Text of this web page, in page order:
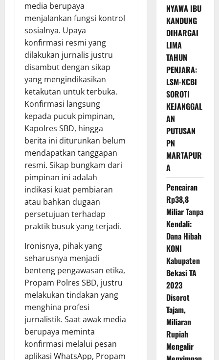
media berupaya
menjalankan fungsi kontrol
sosialnya. Upaya
konfirmasi resmi yang
dilakukan jurnalis justru
disambut dengan sikap
yang mengindikasikan
ketakutan untuk terbuka.
Konfirmasi langsung
kepada pucuk pimpinan,
Kapolres SBD, hingga
berita ini diturunkan belum
mendapatkan tanggapan
resmi. Sikap bungkam dari
pimpinan ini adalah
indikasi kuat pembiaran
atau bahkan dugaan
persetujuan terhadap
praktik busuk yang terjadi.
Ironisnya, pihak yang
seharusnya menjadi
benteng pengawasan etika,
Propam Polres SBD, justru
melakukan tindakan yang
menghina profesi
jurnalistik. Saat awak media
berupaya meminta
konfirmasi melalui pesan
aplikasi WhatsApp, Propam
NYAWA IBU
KANDUNG
DIHARGAI
LIMA
TAHUN
PENJARA:
LSM-KCBI
SOROTI
KEJANGGAL
AN
PUTUSAN
PN
MARTAPUR
A
Pencairan
Rp38,8
Miliar Tanpa
Kendali:
Dana Hibah
KONI
Kabupaten
Bekasi TA
2023
Disorot
Tajam,
Miliaran
Rupiah
Mengalir